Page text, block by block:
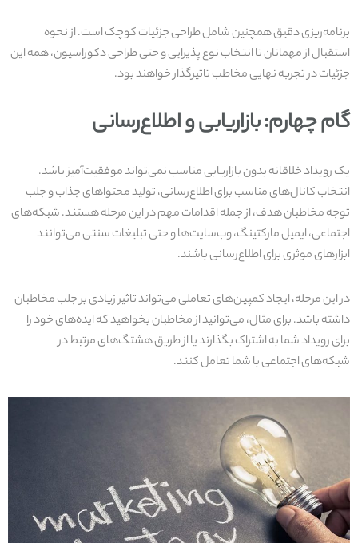
برنامه‌ریزی دقیق همچنین شامل طراحی جزئیات کوچک است. از نحوه
استقبال از مهمانان تا انتخاب نوع پذیرایی و حتی طراحی دکوراسیون، همه این
جزئیات در تجربه نهایی مخاطب تاثیرگذار خواهند بود.
گام چهارم: بازاریابی و اطلاع‌رسانی
یک رویداد خلاقانه بدون بازاریابی مناسب نمی‌تواند موفقیت‌آمیز باشد.
انتخاب کانال‌های مناسب برای اطلاع‌رسانی، تولید محتواهای جذاب و جلب
توجه مخاطبان هدف، از جمله اقدامات مهم در این مرحله هستند. شبکه‌های
اجتماعی، ایمیل مارکتینگ، وب‌سایت‌ها و حتی تبلیغات سنتی می‌توانند
ابزارهای موثری برای اطلاع‌رسانی باشند.
در این مرحله، ایجاد کمپین‌های تعاملی می‌تواند تاثیر زیادی بر جلب مخاطبان
داشته باشد. برای مثال، می‌توانید از مخاطبان بخواهید که ایده‌های خود را
برای رویداد شما به اشتراک بگذارند یا از طریق هشتگ‌های مرتبط در
شبکه‌های اجتماعی با شما تعامل کنند.